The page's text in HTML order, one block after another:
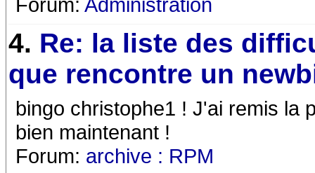
4. Re: la liste des
que rencontre un
bingo christophe1 ! J'ai remis la
bien maintenant !
Forum: archive : RPM